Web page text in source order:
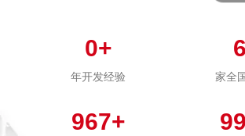
0+
年开发经验 家全
967+